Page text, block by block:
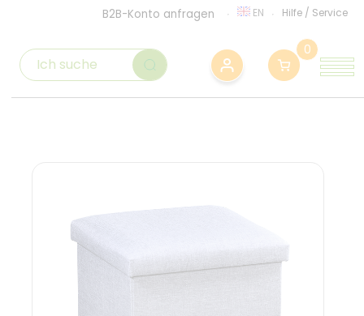
B2B-Konto anfragen EN Hilfe / Service
0